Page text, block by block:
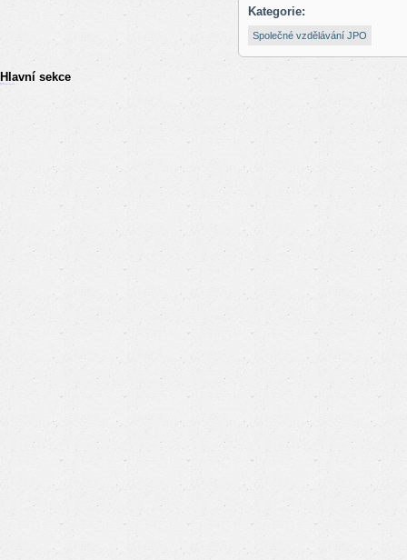
Kategorie:
Společné vzdělávání JPO
Hlavní sekce